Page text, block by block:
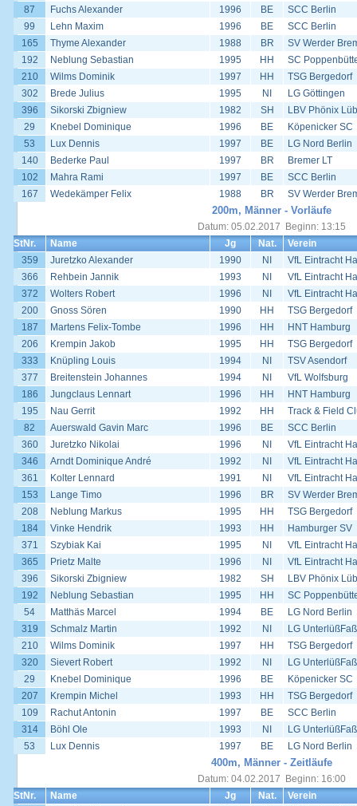
87
Fuchs Alexander 1996 BE
SCC Berlin
99
Lehn Maxim 1996 BE
SCC Berlin
165
Thyme Alexander 1988 BR
SV Werder
192
Neblung Sebastian 1995 HH
SC
210
Wilms Dominik 1997 HH
TSG Bergedorf
302
Brede Julius 1995 NI
LG Göttingen
396
Sikorski Zbigniew 1982 SH
LBV Phönix
29
Knebel Dominique 1996 BE
Köpenicker SC
53
Lux Dennis 1997 BE
LG Nord Berlin
140
Bederke Paul 1997 BR
Bremer LT
102
Mahra Rami 1997 BE
SCC Berlin
167
Wedekämper Felix 1988 BR SV Werder
200m, Männer - Vorläufe
Datum: 05.02.2017 Beginn: 13:15
StNr.
Name Jg Nat.
Verein
359
Juretzko Alexander 1990 NI
VfL Eintracht
366
Rehbein Jannik 1993 NI
VfL Eintracht
372
Wolters Robert 1996 NI
VfL Eintracht
200
Gnoss Sören 1990 HH
TSG Bergedorf
187
Martens Felix-Tombe 1996 HH
HNT Hamburg
206
Krempin Jakob 1995 HH
TSG Bergedorf
333
Knüpling Louis 1994 NI
TSV Asendorf
377
Breitenstein Johannes 1994 NI
VfL Wolfsburg
186
Jungclaus Lennart 1996 HH
HNT Hamburg
195
Nau Gerrit 1992 HH
Track & Field
82
Auerswald Gavin Marc 1996 BE
SCC Berlin
360
Juretzko Nikolai 1996 NI
VfL Eintracht
346
Arndt Dominique André 1992 NI
VfL Eintracht
361
Kolter Lennard 1991 NI
VfL Eintracht
153
Lange Timo 1996 BR
SV Werder
208
Neblung Markus 1995 HH
TSG Bergedorf
184
Vinke Hendrik 1993 HH
Hamburger SV
371
Szybiak Kai 1995 NI
VfL Eintracht
365
Prietz Malte 1996 NI
VfL Eintracht
396
Sikorski Zbigniew 1982 SH
LBV Phönix
192
Neblung Sebastian 1995 HH
SC
54
Matthäs Marcel 1994 BE
LG Nord Berlin
319
Schmalz Martin 1992 NI
LG
210
Wilms Dominik 1997 HH
TSG Bergedorf
320
Sievert Robert 1992 NI
LG
29
Knebel Dominique 1996 BE
Köpenicker SC
207
Krempin Michel 1993 HH
TSG Bergedorf
109
Rachut Antonin 1997 BE
SCC Berlin
314
Böhl Ole 1993 NI
LG
53
Lux Dennis 1997 BE LG Nord Berlin
400m, Männer - Zeitläufe
Datum: 04.02.2017 Beginn: 16:00
StNr.
Name Jg Nat.
Verein